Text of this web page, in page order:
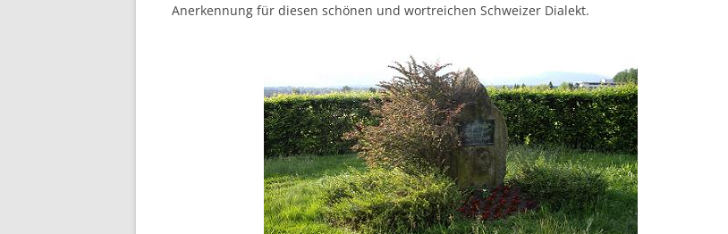
Anerkennung für diesen schönen und wortreichen Schweizer Dialekt.